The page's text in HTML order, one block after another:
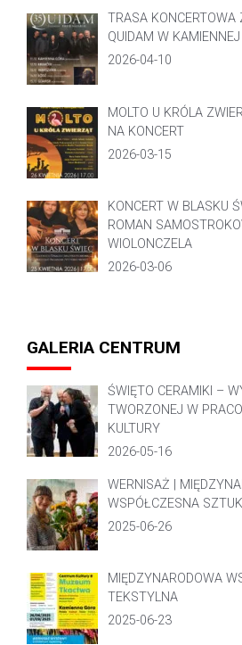
TRASA KONCERTOWA
QUIDAM W
2026-04-10
MOLTO U KRÓLA
NA KONCERT
2026-03-15
KONCERT W BLASKU
ROMAN
WIOLONCZELA
2026-03-06
GALERIA CENTRUM
ŚWIĘTO CERAMIKI –
TWORZONEJ W
KULTURY
2026-05-16
WERNISAŻ |
WSPÓŁCZESNA
2025-06-26
MIĘDZYNARODOWA
TEKSTYLNA
2025-06-23